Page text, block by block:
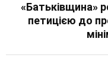
«Батьківщина»
петицією до